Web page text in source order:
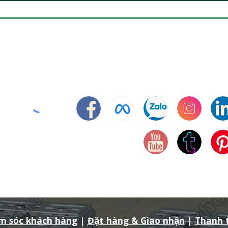
sóc khách hàng|Đặt hàng & Giao nhận|Thanh